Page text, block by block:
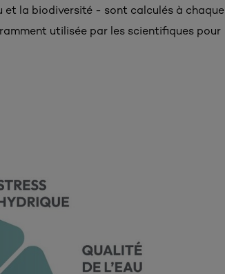
la biodiversité - sont calculés à chaque
utilisée par les scientifiques pour